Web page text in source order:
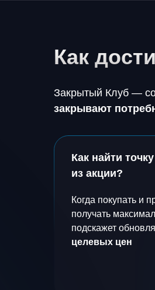
Как
Закрытый Клуб —
закрывают
Как найти
из акции?
Когда покупать и
получать
подскажет
целевых цен